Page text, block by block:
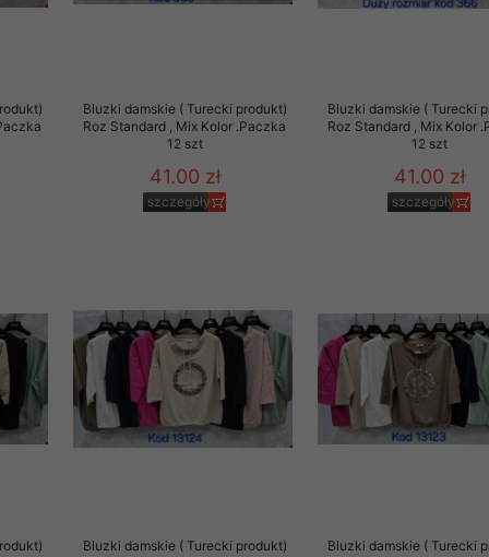
Bluzki damskie ( Turecki produkt)
Roz Standard , Mix Kolor .Paczka
12 szt
41.00 zł
szczegóły
Bluzki damskie ( Turecki
Roz Standard , Mix Kolor
12 szt
41.00 zł
szczegóły
Bluzki damskie ( Turecki produkt)
Bluzki damskie ( Turecki
przez nas linka
i nowościach w
danych